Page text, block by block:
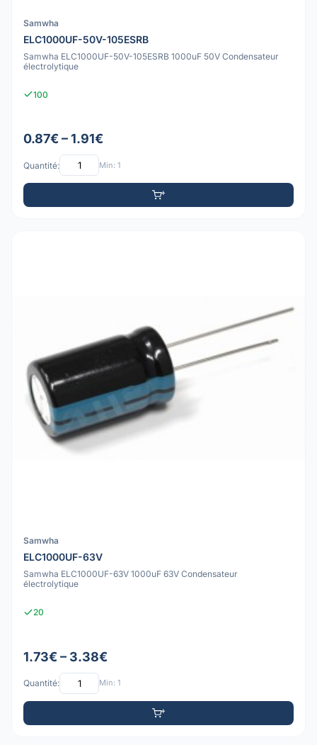
Samwha
ELC1000UF-50V-105ESRB
Samwha ELC1000UF-50V-105ESRB 1000uF 50V Condensateur
électrolytique
100
0.87€ – 1.91€
Quantité: Min: 1
Samwha
ELC1000UF-63V
Samwha ELC1000UF-63V 1000uF 63V Condensateur
électrolytique
20
1.73€ – 3.38€
Quantité: Min: 1